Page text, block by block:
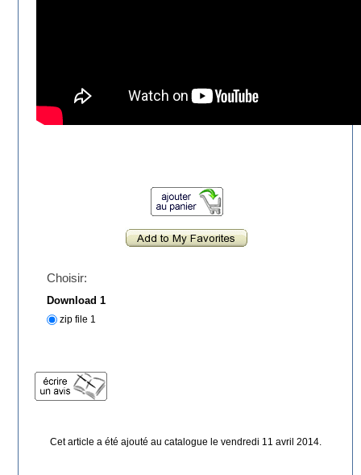
Choisir:
Download 1
zip file 1
Cet article a été ajouté au catalogue le vendredi 11 avril 2014.